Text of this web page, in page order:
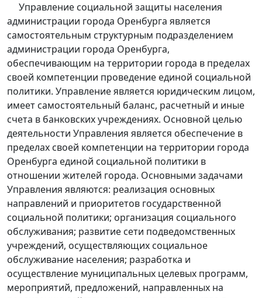
Управление социальной защиты населения
администрации города Оренбурга является
самостоятельным структурным подразделением
администрации города Оренбурга,
обеспечивающим на территории города в пределах
своей компетенции проведение единой социальной
политики. Управление является юридическим лицом,
имеет самостоятельный баланс, расчетный и иные
счета в банковских учреждениях. Основной целью
деятельности Управления является обеспечение в
пределах своей компетенции на территории города
Оренбурга единой социальной политики в
отношении жителей города. Основными задачами
Управления являются: реализация основных
направлений и приоритетов государственной
социальной политики; организация социального
обслуживания; развитие сети подведомственных
учреждений, осуществляющих социальное
обслуживание населения; разработка и
осуществление муниципальных целевых программ,
мероприятий, предложений, направленных на